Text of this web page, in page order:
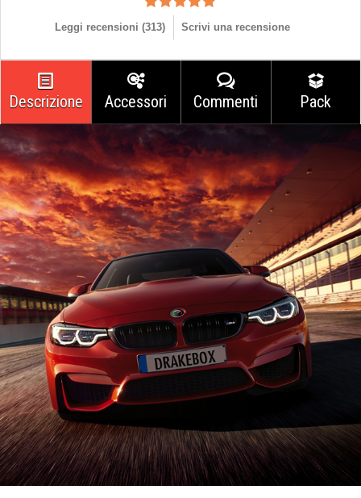
Leggi recensioni (313) Scrivi una recensione
Descrizione Accessori Commenti Pack